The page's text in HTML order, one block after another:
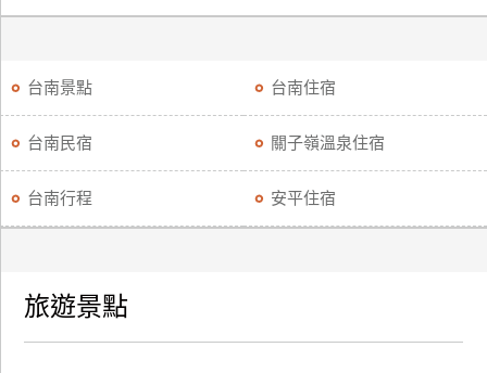
台南景點 台南住宿
台南民宿 關子嶺溫泉住宿
台南行程 安平住宿
旅遊景點